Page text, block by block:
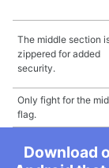
The middle section
zippered for added
security.
Only fight for the
flag.
Download